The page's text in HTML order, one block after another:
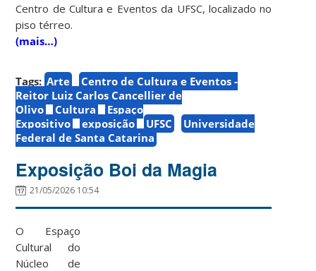
Centro de Cultura e Eventos da UFSC, localizado no
piso térreo.
(mais…)
Tags: Arte
Centro de Cultura e Eventos -
Reitor Luiz Carlos Cancellier de
Olivo
Cultura
Espaço
Expositivo
exposição UFSC
Universidade
Federal de Santa Catarina
Exposição Boi da Magia
21/05/2026 10:54
O Espaço
Cultural do
Núcleo de